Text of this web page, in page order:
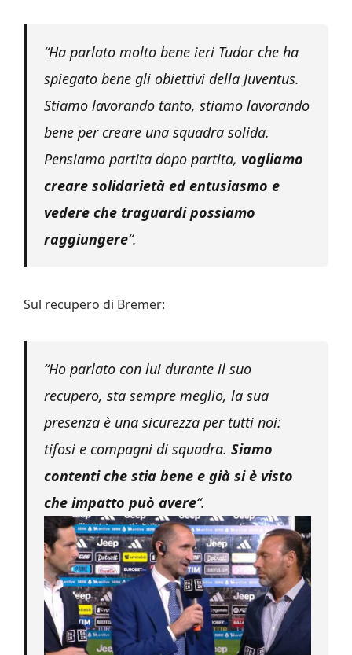
“Ha parlato molto bene ieri Tudor che ha
spiegato bene gli obiettivi della Juventus.
Stiamo lavorando tanto, stiamo lavorando
bene per creare una squadra solida.
Pensiamo partita dopo partita, vogliamo
creare solidarietà ed entusiasmo e
vedere che traguardi possiamo
raggiungere“.
Sul recupero di Bremer:
“Ho parlato con lui durante il suo
recupero, sta sempre meglio, la sua
presenza è una sicurezza per tutti noi:
tifosi e compagni di squadra. Siamo
contenti che stia bene e già si è visto
che impatto può avere“.